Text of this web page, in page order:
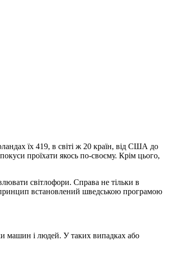
їх 419, в світі ж 20 країн, від США до
проїхати якось по-своєму. Крім цього,
світлофори. Справа не тільки в
принцип встановлений шведською програмою
машин і людей. У таких випадках або